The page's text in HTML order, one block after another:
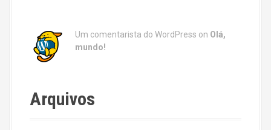
Um comentarista do WordPress on Olá,
mundo!
Arquivos